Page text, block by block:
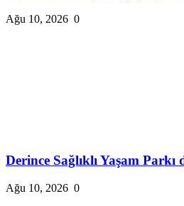
Ağu 10, 2026 0
Derince Sağlıklı Yaşam Parkı
Ağu 10, 2026 0